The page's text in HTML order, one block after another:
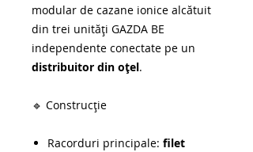
modular de cazane ionice alcătuit
din trei unități GAZDA BE
independente conectate pe un
distribuitor din oțel.
🔹 Construcție
Racorduri principale: filet